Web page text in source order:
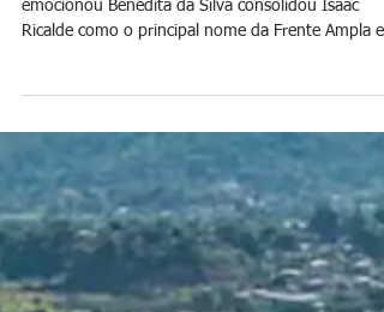
Benedita, sobre encontro com
Paes e Isaac em SG: 'É a primeira
vez que eu vejo uma reunião
desse tamanho'; vídeo